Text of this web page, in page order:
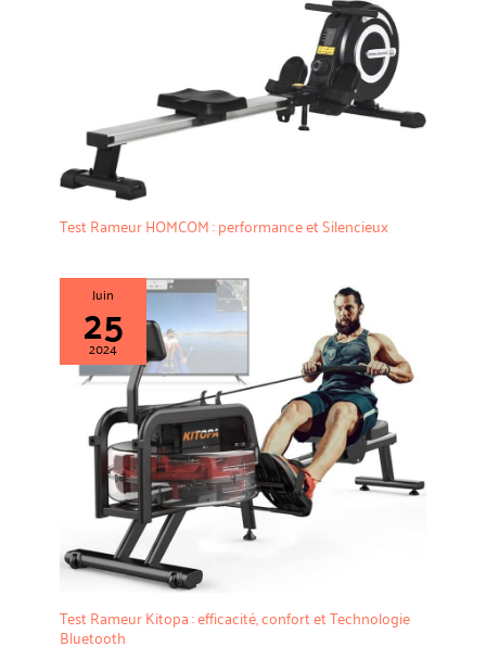
Test Rameur HOMCOM : performance et Silencieux
Juin
25
2024
Test Rameur Kitopa : efficacité, confort et Technologie
Bluetooth